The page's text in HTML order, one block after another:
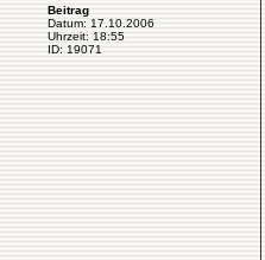
Beitrag
Datum: 17.10.2006
Uhrzeit: 18:55
ID: 19071